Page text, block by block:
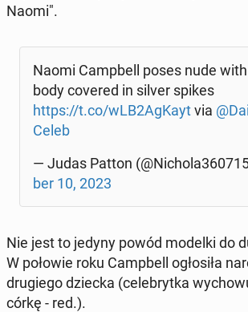
Naomi".
Naomi Camp­bell poses nude
body covered in silver spikes
https://t.co/wLB2AgKaytvia
Ce­leb
— Judas Patton
ber 10, 2023
Nie jest to jedyny powód modelki do
W połowie roku Camp­bell ogło­si­ła
dru­gie­go dziecka (ce­le­bryt­ka
córkę - red.).